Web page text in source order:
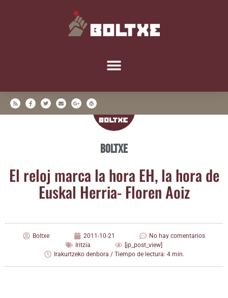
Boltxe
El reloj mar­ca la hora EH, la hora de
Eus­kal Herria- Flo­ren Aoiz
Boltxe 2011-10-21
No hay comentarios
Iritzia
[jp_post_view]
Irakurtzeko denbora / Tiempo de lectura: 4 min.